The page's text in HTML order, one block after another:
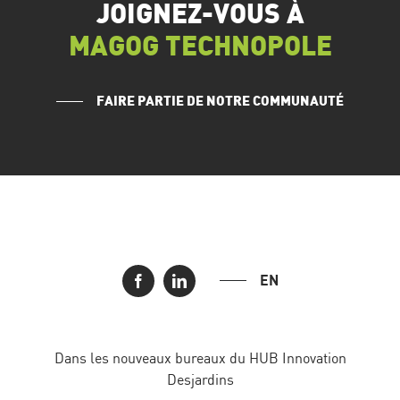
JOIGNEZ-VOUS À
MAGOG TECHNOPOLE
FAIRE PARTIE DE NOTRE COMMUNAUTÉ
EN
Dans les nouveaux bureaux du HUB Innovation
Desjardins